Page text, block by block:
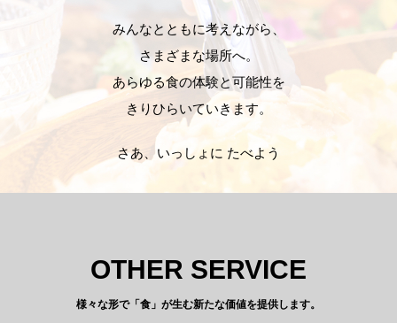
みんなとともに考えながら、
さまざまな場所へ。
あらゆる食の体験と可能性を
きりひらいていきます。
さあ、いっしょに たべよう
OTHER SERVICE
様々な形で「食」が生む新たな価値を提供します。